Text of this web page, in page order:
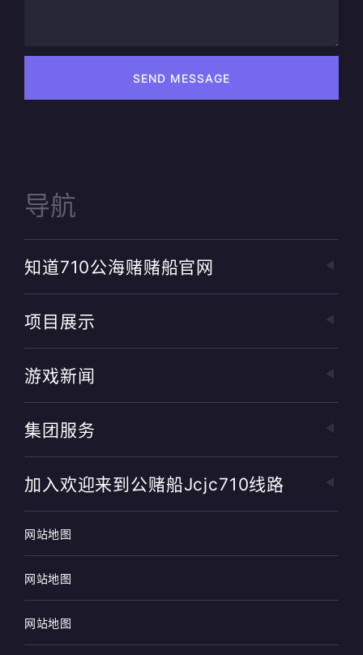
SEND MESSAGE
导航
知道710公海赌赌船官网
项目展示
游戏新闻
集团服务
加入欢迎来到公赌船jcjc710线路
网站地图
网站地图
网站地图